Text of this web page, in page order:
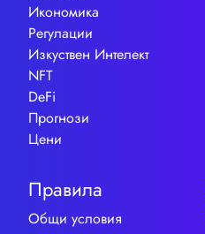
Икономика
Регулации
Изкуствен Интелект
NFT
DeFi
Прогнози
Цени
Правила
Общи условия